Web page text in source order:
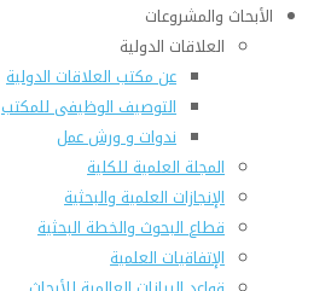
الأبحاث والمشروعات
العلاقات الدولية
عن مكتب العلاقات الدولية
التوصيف الوظيفى للمكتب
ندوات و ورش عمل
المجلة العلمية للكلية
الإنجازات العلمية والبحثية
قطاع البحوث والخطة البحثية
الإتفاقيات العلمية